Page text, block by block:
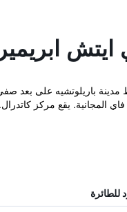
المجانية. يقع مركز